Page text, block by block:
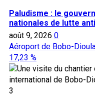
Paludisme : le
nationales de lutte
août 9, 2026 0
Aéroport de Bobo-
17,23 %
3